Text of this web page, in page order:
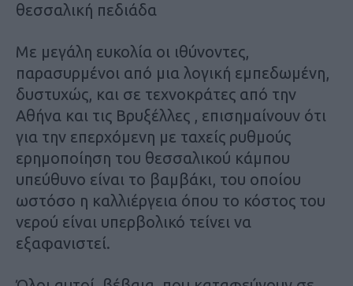
θεσσαλική πεδιάδα
Με μεγάλη ευκολία οι ιθύνοντες,
παρασυρμένοι από μια λογική εμπεδωμένη,
δυστυχώς, και σε τεχνοκράτες από την
Αθήνα και τις Βρυξέλλες , επισημαίνουν ότι
για την επερχόμενη με ταχείς ρυθμούς
ερημοποίηση του θεσσαλικού κάμπου
υπεύθυνο είναι το βαμβάκι, του οποίου
ωστόσο η καλλιέργεια όπου το κόστος του
νερού είναι υπερβολικό τείνει να
εξαφανιστεί.